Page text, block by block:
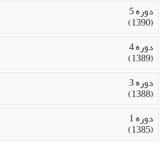
دوره 5
(1390)
دوره 4
(1389)
دوره 3
(1388)
دوره 1
(1385)